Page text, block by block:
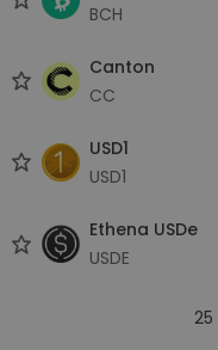
BCH
Canton
CC
USD1
USD1
Ethena USDe
USDE
25